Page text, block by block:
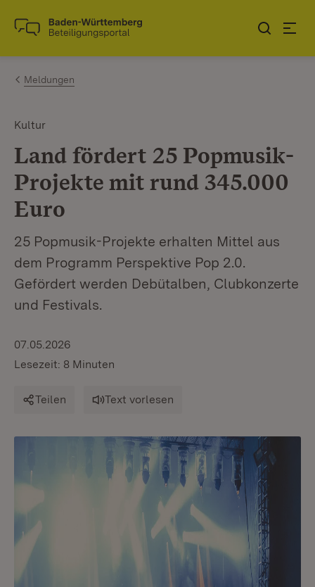
Zum Inhalt springen
Link zur Startseite
Meldungen
Kultur
Land fördert 25 Popmusik-
Projekte mit rund 345.000
Euro
25 Popmusik-Projekte erhalten Mittel aus
dem Programm Perspektive Pop 2.0.
Gefördert werden Debütalben, Clubkonzerte
und Festivals.
07.05.2026
Lesezeit: 8 Minuten
Teilen Text vorlesen